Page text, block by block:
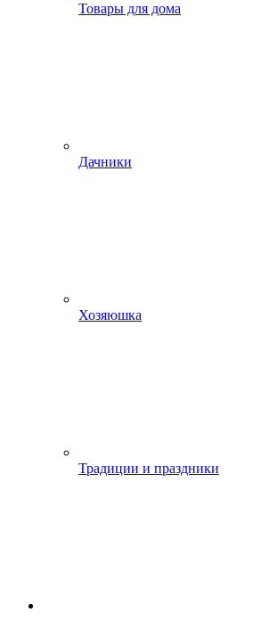
Товары для дома
Дачники
Хозяюшка
Традиции и праздники